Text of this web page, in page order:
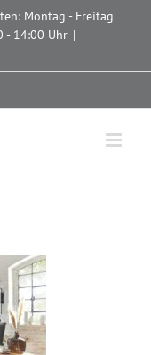
Montag - Freitag
- 14:00 Uhr |